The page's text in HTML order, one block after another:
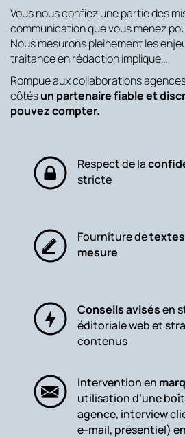
Vous nous confiez une partie des
communication que vous menez
Nous mesurons pleinement les
traitance en rédaction implique…
Rompue aux collaborations
côtésun partenaire fiable et
pouvez compter.
Respect de la
stricte
Fourniture de
mesure
Conseils avisésen
éditoriale web et
contenus
Intervention en
utilisation d’une
agence, interview
e-mail, présentiel)